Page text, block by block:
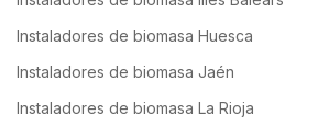
Instaladores de biomasa Huesca
Instaladores de biomasa Jaén
Instaladores de biomasa La Rioja